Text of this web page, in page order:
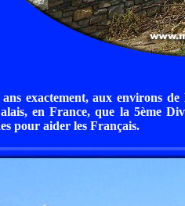
exactement, aux environs
en France, que la 5ème
pour aider les Français.